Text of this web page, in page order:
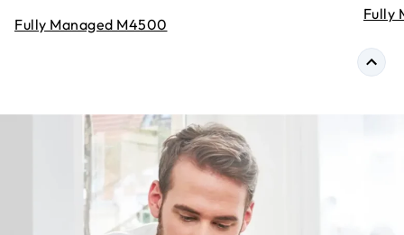
Fully Managed M4500
Fully